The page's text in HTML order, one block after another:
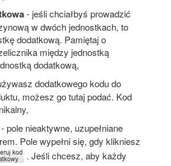
- jeśli chciałbyś prowadzić
w dwóch jednostkach, to
dodatkową. Pamiętaj o
między jednostką
dodatkową,
dodatkowego kodu do
możesz go tutaj podać. Kod
- pole nieaktywne, uzupełniane
Pole wypełni się, gdy klikniesz
. Jeśli chcesz, aby każdy